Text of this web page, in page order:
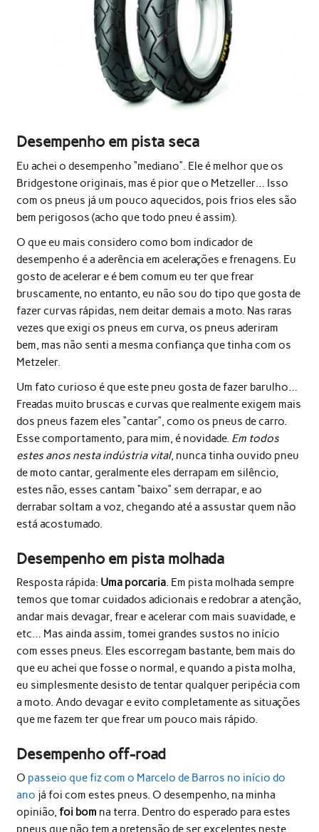
Desempenho em pista seca
Eu achei o desempenho “mediano”. Ele é melhor que os
Bridgestone originais, mas é pior que o Metzeller… Isso
com os pneus já um pouco aquecidos, pois frios eles são
bem perigosos (acho que todo pneu é assim).
O que eu mais considero como bom indicador de
desempenho é a aderência em acelerações e frenagens. Eu
gosto de acelerar e é bem comum eu ter que frear
bruscamente, no entanto, eu não sou do tipo que gosta de
fazer curvas rápidas, nem deitar demais a moto. Nas raras
vezes que exigi os pneus em curva, os pneus aderiram
bem, mas não senti a mesma confiança que tinha com os
Metzeler.
Um fato curioso é que este pneu gosta de fazer barulho…
Freadas muito bruscas e curvas que realmente exigem mais
dos pneus fazem eles “cantar”, como os pneus de carro.
Esse comportamento, para mim, é novidade. Em todos
estes anos nesta indústria vital, nunca tinha ouvido pneu
de moto cantar, geralmente eles derrapam em silêncio,
estes não, esses cantam “baixo” sem derrapar, e ao
derrabar soltam a voz, chegando até a assustar quem não
está acostumado.
Desempenho em pista molhada
Resposta rápida: Uma porcaria. Em pista molhada sempre
temos que tomar cuidados adicionais e redobrar a atenção,
andar mais devagar, frear e acelerar com mais suavidade, e
etc… Mas ainda assim, tomei grandes sustos no início
com esses pneus. Eles escorregam bastante, bem mais do
que eu achei que fosse o normal, e quando a pista molha,
eu simplesmente desisto de tentar qualquer peripécia com
a moto. Ando devagar e evito completamente as situações
que me fazem ter que frear um pouco mais rápido.
Desempenho off-road
O passeio que fiz com o Marcelo de Barros no início do
ano já foi com estes pneus. O desempenho, na minha
opinião, foi bom na terra. Dentro do esperado para estes
pneus que não tem a pretensão de ser excelentes neste